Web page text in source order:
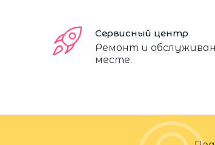
Сервисный центр
Ремонт и
месте.